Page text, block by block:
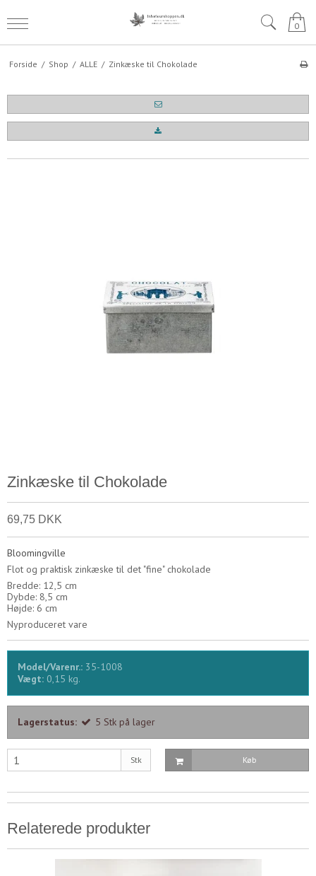
0
Forside / Shop / ALLE / Zinkæske til Chokolade
Zinkæske til Chokolade
69,75 DKK
Bloomingville
Flot og praktisk zinkæske til det "fine" chokolade
Bredde: 12,5 cm
Dybde: 8,5 cm
Højde: 6 cm
Nyproduceret vare
Model/Varenr.: 35-1008
Vægt: 0,15 kg.
Lagerstatus: 5 Stk på lager
Stk Køb
Relaterede produkter